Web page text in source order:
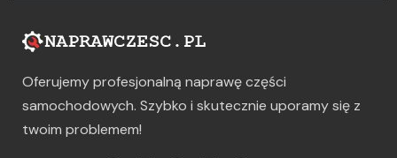
Oferujemy profesjonalną naprawę części
samochodowych. Szybko i skutecznie uporamy się z
twoim problemem!